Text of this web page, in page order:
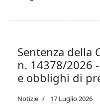
Sentenza della
n. 14378/2026
e obblighi di
Notizie 17 Luglio 2026